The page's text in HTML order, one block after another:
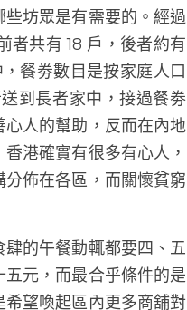
踐聖經「愛鄰舍」的教
坊眾是有需要的。經過
者共有 18 戶，後者約有
劵數目是按家庭人口分
者家中，接過餐劵後，
幫助，反而在內地時，
各區，而關懷貧窮人正